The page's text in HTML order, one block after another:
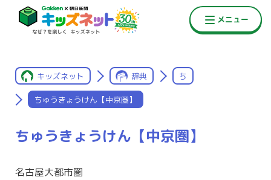
キッズネット 辞典 ち
ちゅうきょうけん【中京圏】
ちゅうきょうけん【中京圏】
名古屋大都市圏